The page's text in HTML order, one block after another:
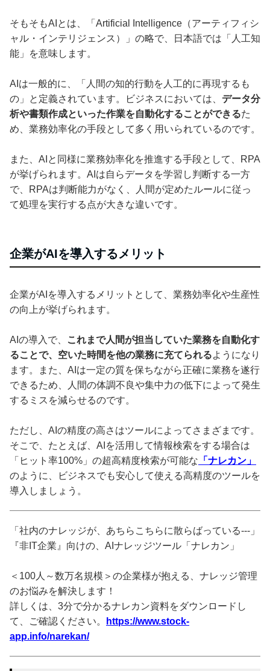
そもそもAIとは、「Artificial Intelligence（アーティフィシ
ャル・インテリジェンス）」の略で、日本語では「人工知
能」を意味します。
AIは一般的に、「人間の知的行動を人工的に再現するも
の」と定義されています。ビジネスにおいては、 データ分
析や書類作成といった作業を自動化することができるた
め、業務効率化の手段として多く用いられているのです。
また、AIと同様に業務効率化を推進する手段として、RPA
が挙げられます。AIは自らデータを学習し判断する一方
で、RPAは判断能力がなく、人間が定めたルールに従っ
て処理を実行する点が大きな違いです。
企業がAIを導入するメリット
企業がAIを導入するメリットとして、業務効率化や生産性
の向上が挙げられます。
AIの導入で、
これまで人間が担当していた業務を自動化す
ることで、空いた時間を他の業務に充てられるようになり
ます。また、AIは一定の質を保ちながら正確に業務を遂行
できるため、人間の体調不良や集中力の低下によって発生
するミスを減らせるのです。
ただし、AIの精度の高さはツールによってさまざまです。
そこで、たとえば、AIを活用して情報検索をする場合は
「ヒット率100%」の超高精度検索が可能な 「ナレカン」
のように、ビジネスでも安心して使える高精度のツールを
導入しましょう。
「社内のナレッジが、あちらこちらに散らばっている---」
『非IT企業』向けの、AIナレッジツール「ナレカン」
＜100人～数万名規模＞の企業様が抱える、ナレッジ管理
のお悩みを解決します！
詳しくは、3分で分かるナレカン資料をダウンロードし
て、ご確認ください。
https://www.stock-
app.info/narekan/